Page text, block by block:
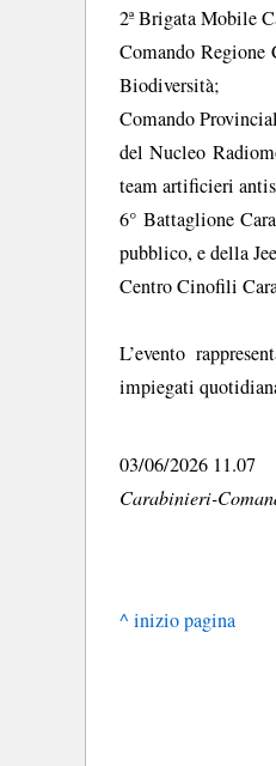
2ª Brigata Mobile
Comando Regione
Biodiversità;
Comando
del Nucleo
team artificieri
6° Battaglione
pubblico, e della
Centro Cinofili
L’evento
impiegati
03/06/2026 11.07
Carabinieri-
^ inizio pagina